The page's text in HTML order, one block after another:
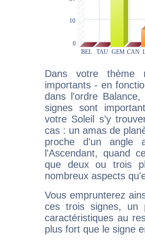
Dans votre thème
importants - en
dans l'ordre
signes sont
votre Soleil s'y
cas : un amas de
proche d'un
l'Ascendant, quand
que deux ou trois
nombreux aspects
Vous emprunterez
ces trois signes, un
caractéristiques au
plus fort que le signe